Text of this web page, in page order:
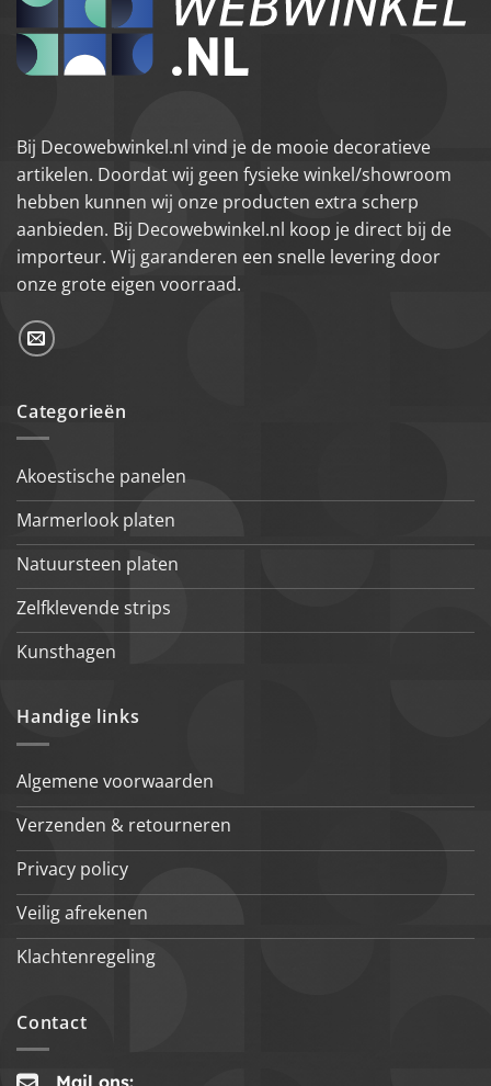
Bij Decowebwinkel.nl vind je de mooie decoratieve
artikelen. Doordat wij geen fysieke winkel/showroom
hebben kunnen wij onze producten extra scherp
aanbieden. Bij Decowebwinkel.nl koop je direct bij de
importeur. Wij garanderen een snelle levering door
onze grote eigen voorraad.
Categorieën
Akoestische panelen
Marmerlook platen
Natuursteen platen
Zelfklevende strips
Kunsthagen
Handige links
Algemene voorwaarden
Verzenden & retourneren
Privacy policy
Veilig afrekenen
Klachtenregeling
Contact